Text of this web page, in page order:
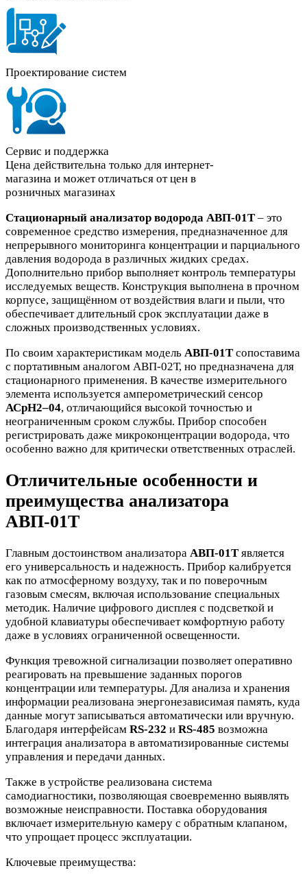
Проектирование систем
Сервис и поддержка
Цена действительна только для интернет-
магазина и может отличаться от цен в
розничных магазинах
Стационарный анализатор водорода АВП-01Т – это
современное средство измерения, предназначенное для
непрерывного мониторинга концентрации и парциального
давления водорода в различных жидких средах.
Дополнительно прибор выполняет контроль температуры
исследуемых веществ. Конструкция выполнена в прочном
корпусе, защищённом от воздействия влаги и пыли, что
обеспечивает длительный срок эксплуатации даже в
сложных производственных условиях.
По своим характеристикам модель АВП-01Т сопоставима
с портативным аналогом АВП-02Т, но предназначена для
стационарного применения. В качестве измерительного
элемента используется амперометрический сенсор
АСрН2–04, отличающийся высокой точностью и
неограниченным сроком службы. Прибор способен
регистрировать даже микроконцентрации водорода, что
особенно важно для критически ответственных отраслей.
Отличительные особенности и
преимущества анализатора
АВП-01Т
Главным достоинством анализатора АВП-01Т является
его универсальность и надежность. Прибор калибруется
как по атмосферному воздуху, так и по поверочным
газовым смесям, включая использование специальных
методик. Наличие цифрового дисплея с подсветкой и
удобной клавиатуры обеспечивает комфортную работу
даже в условиях ограниченной освещенности.
Функция тревожной сигнализации позволяет оперативно
реагировать на превышение заданных порогов
концентрации или температуры. Для анализа и хранения
информации реализована энергонезависимая память, куда
данные могут записываться автоматически или вручную.
Благодаря интерфейсам RS-232 и RS-485 возможна
интеграция анализатора в автоматизированные системы
управления и передачи данных.
Также в устройстве реализована система
самодиагностики, позволяющая своевременно выявлять
возможные неисправности. Поставка оборудования
включает измерительную камеру с обратным клапаном,
что упрощает процесс эксплуатации.
Ключевые преимущества: